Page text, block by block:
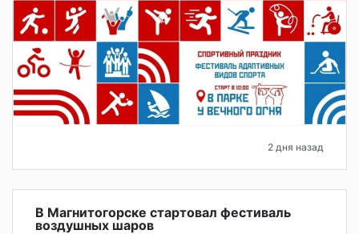
2 дня назад
В Магнитогорске стартовал фестиваль
воздушных шаров